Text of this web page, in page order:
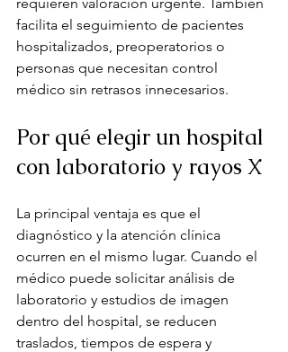
facilita el seguimiento de pacientes
hospitalizados, preoperatorios o
personas que necesitan control
médico sin retrasos innecesarios.
Por qué elegir un hospital
con laboratorio y rayos X
La principal ventaja es que el
diagnóstico y la atención clínica
ocurren en el mismo lugar. Cuando el
médico puede solicitar análisis de
laboratorio y estudios de imagen
dentro del hospital, se reducen
traslados, tiempos de espera y